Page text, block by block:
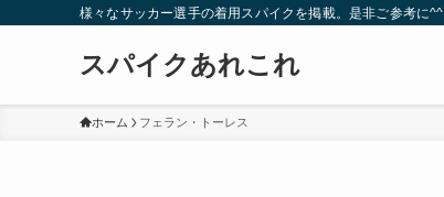
様々なサッカー選手の着用スパイクを掲載。是非ご参考に^^
スパイクあれこれ
ホーム フェラン・トーレス